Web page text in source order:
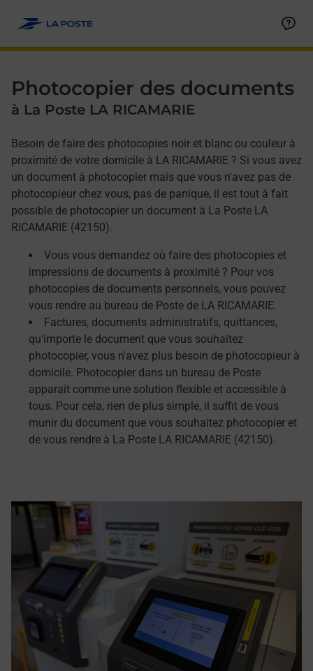
Photocopier des documents
à La Poste LA RICAMARIE
Besoin de faire des photocopies noir et blanc ou couleur à
proximité de votre domicile à LA RICAMARIE ? Si vous avez
un document à photocopier mais que vous n'avez pas de
photocopieur chez vous, pas de panique, il est tout à fait
possible de photocopier un document à La Poste LA
RICAMARIE (42150).
Vous vous demandez où faire des photocopies et
impressions de documents à proximité ? Pour vos
photocopies de documents personnels, vous pouvez
vous rendre au bureau de Poste de LA RICAMARIE.
Factures, documents administratifs, quittances,
qu'importe le document que vous souhaitez
photocopier, vous n'avez plus besoin de photocopieur à
domicile. Photocopier dans un bureau de Poste
apparaît comme une solution flexible et accessible à
tous. Pour cela, rien de plus simple, il suffit de vous
munir du document que vous souhaitez photocopier et
de vous rendre à La Poste LA RICAMARIE (42150).